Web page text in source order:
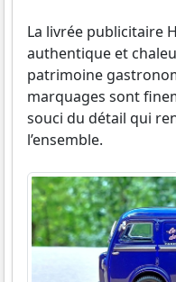
La livrée publicitaire
authentique et
patrimoine
marquages sont
souci du détail qui
l’ensemble.